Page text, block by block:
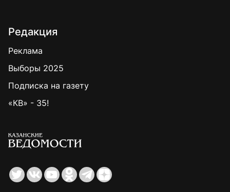
Редакция
Реклама
Выборы 2025
Подписка на газету
«КВ» - 35!